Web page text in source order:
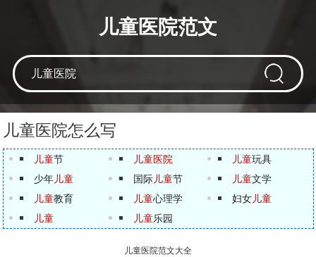
儿童医院范文
儿童医院怎么写
儿童节 儿童医院 儿童玩具
少年儿童 国际儿童节 儿童文学
儿童教育 儿童心理学 妇女儿童
儿童
儿童乐园
儿童医院范文大全